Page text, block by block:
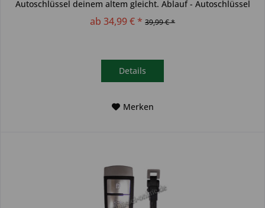
Autoschlüssel deinem altem gleicht. Ablauf - Autoschlüssel
ab 34,99 € * 39,99 € *
Details
Merken